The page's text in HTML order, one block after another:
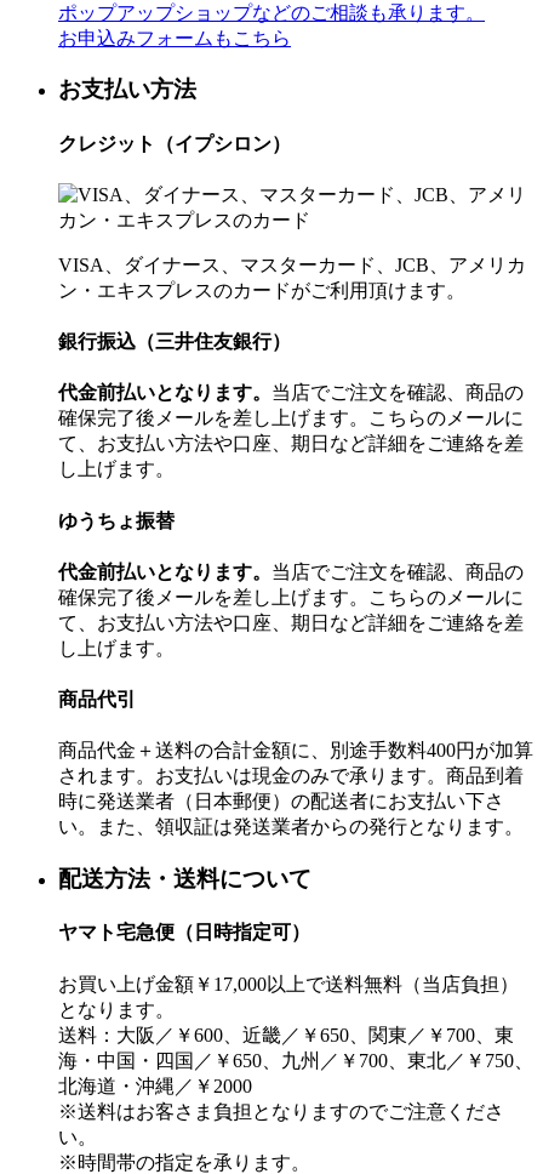
ポップアップショップなどのご相談も承ります。
お申込みフォームもこちら
お支払い方法
クレジット（イプシロン）
VISA、ダイナース、マスターカード、JCB、アメリカ
ン・エキスプレスのカードがご利用頂けます。
銀行振込（三井住友銀行）
代金前払いとなります。 当店でご注文を確認、商品の
確保完了後メールを差し上げます。こちらのメールに
て、お支払い方法や口座、期日など詳細をご連絡を差
し上げます。
ゆうちょ振替
代金前払いとなります。 当店でご注文を確認、商品の
確保完了後メールを差し上げます。こちらのメールに
て、お支払い方法や口座、期日など詳細をご連絡を差
し上げます。
商品代引
商品代金＋送料の合計金額に、別途手数料400円が加算
されます。お支払いは現金のみで承ります。商品到着
時に発送業者（日本郵便）の配送者にお支払い下さ
い。また、領収証は発送業者からの発行となります。
配送方法・送料について
ヤマト宅急便（日時指定可）
お買い上げ金額￥17,000以上で送料無料（当店負担）
となります。
送料：大阪／￥600、近畿／￥650、関東／￥700、東
海・中国・四国／￥650、九州／￥700、東北／￥750、
北海道・沖縄／￥2000
※送料はお客さま負担となりますのでご注意くださ
い。
※時間帯の指定を承ります。